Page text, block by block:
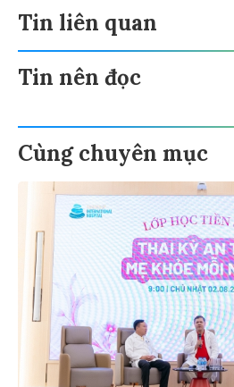
Tin liên quan
Tin nên đọc
Cùng chuyên mục